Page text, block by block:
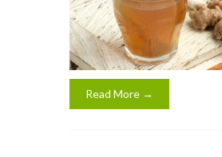
Read More →